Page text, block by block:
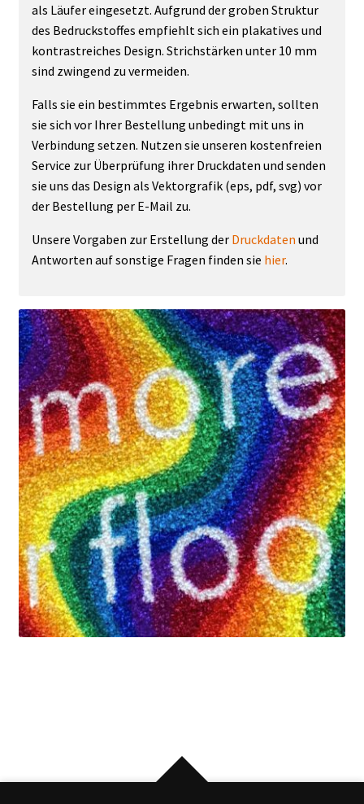
als Läufer eingesetzt. Aufgrund der groben Struktur
des Bedruckstoffes empfiehlt sich ein plakatives und
kontrastreiches Design. Strichstärken unter 10 mm
sind zwingend zu vermeiden.
Falls sie ein bestimmtes Ergebnis erwarten, sollten
sie sich vor Ihrer Bestellung unbedingt mit uns in
Verbindung setzen. Nutzen sie unseren kostenfreien
Service zur Überprüfung ihrer Druckdaten und senden
sie uns das Design als Vektorgrafik (eps, pdf, svg) vor
der Bestellung per E-Mail zu.
Unsere Vorgaben zur Erstellung der Druckdaten und
Antworten auf sonstige Fragen finden sie hier.